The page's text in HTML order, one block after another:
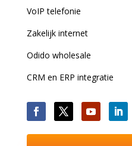
VoIPtelefonie
Zakelijk internet
Odido wholesale
CRM en ERP integratie